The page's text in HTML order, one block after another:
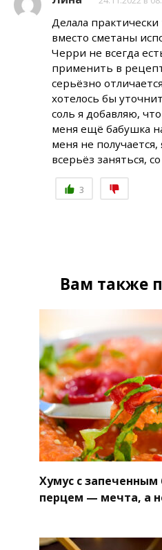
Делала
вместо сметаны
Черри не всегда
применить в
серьёзно
хотелось бы
соль я добавляю,
меня ещё бабушка
меня не
всерьёз заняться,
3
Вам также
Хумус с запеченным
перцем — мечта, а